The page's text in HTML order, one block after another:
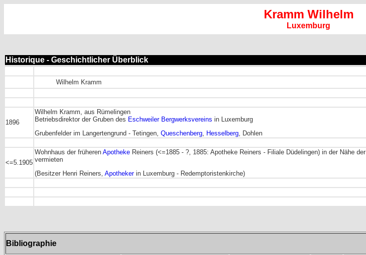
Kramm Wilhelm
Luxemburg
Historique - Geschichtlicher Überblick
Wilhelm Kramm
1896
Wilhelm Kramm, aus Rümelingen
Betriebsdirektor der Gruben des Eschweiler Bergwerksvereins in Luxemburg
Grubenfelder im Langertengrund - Tetingen, Queschenberg, Hesselberg, Dohlen
<=5.1905
Wohnhaus der früheren Apotheke Reiners (<=1885 - ?, 1885: Apotheke Reiners - Filiale Düdelingen) in der Nähe der
vermieten
(Besitzer Henri Reiners, Apothekerin Luxemburg - Redemptoristenkirche)
Bibliographie